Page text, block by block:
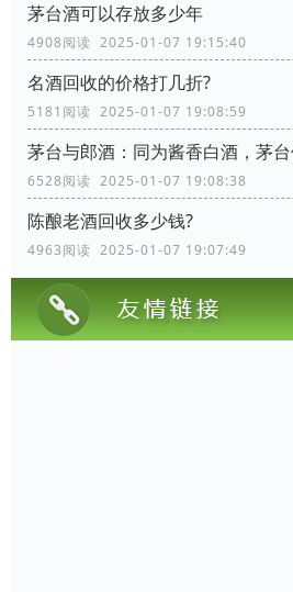
茅台酒可以存放多少年
4908阅读 2025-01-07 19:15:40
名酒回收的价格打几折?
5181阅读 2025-01-07 19:08:59
6528阅读 2025-01-07 19:08:38
陈酿老酒回收多少钱?
4963阅读 2025-01-07 19:07:49